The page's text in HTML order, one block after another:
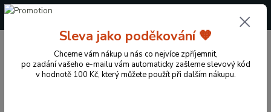
+420 724 722 973
0 Kč
Sleva jako poděkování 🧡
Chceme vám nákup u nás co nejvíce zpříjemnit,
po zadání vašeho e-mailu vám automaticky zašleme slevový kód
v hodnotě 100 Kč, který můžete použít při dalším nákupu.